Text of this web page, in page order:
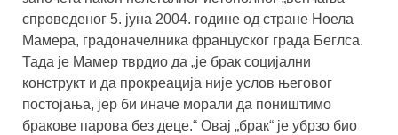
спроведеног 5. јуна 2004. године од стране Ноела
Мамера, градоначелника француског града Беглса.
Тада је Мамер тврдио да „је брак социјални
конструкт и да прокреација није услов његовог
постојања, јер би иначе морали да поништимо
бракове парова без деце.“ Овај „брак“ је убрзо био